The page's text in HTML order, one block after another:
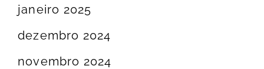
janeiro 2025
dezembro 2024
novembro 2024